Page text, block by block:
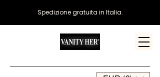
Spedizione gratuita in Italia.